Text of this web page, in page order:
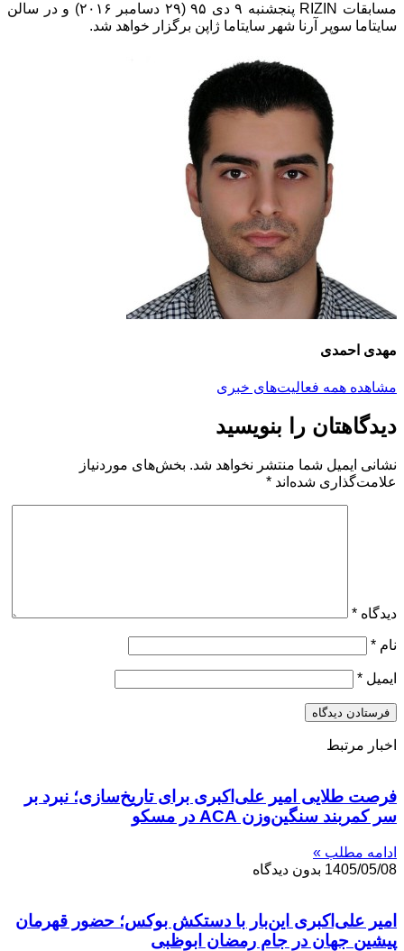
مسابقات RIZIN پنجشنبه ۹ دی ۹۵ (۲۹ دسامبر ۲۰۱۶) و در سالن
سایتاما سوپر آرنا شهر سایتاما ژاپن برگزار خواهد شد.
مهدی احمدی
مشاهده همه فعالیت‌های خبری
دیدگاهتان را بنویسید
نشانی ایمیل شما منتشر نخواهد شد. بخش‌های موردنیاز
علامت‌گذاری شده‌اند *
دیدگاه *
نام *
ایمیل *
اخبار مرتبط
فرصت طلایی امیر علی‌اکبری برای تاریخ‌سازی؛ نبرد بر
سر کمربند سنگین‌وزن ACA در مسکو
ادامه مطلب »
1405/05/08 بدون دیدگاه
امیر علی‌اکبری این‌بار با دستکش بوکس؛ حضور قهرمان
پیشین جهان در جام رمضان ابوظبی